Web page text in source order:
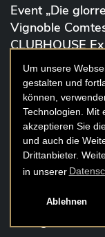
Um unsere
gestalten und
können,
Technologien. Mit
akzeptieren Sie
und auch die
Drittanbieter.
in unserer
Ablehnen
Event „Die
Vignoble
CLUBHOUSE
Linden (Berlin)
19. August
Caviar „Die
Gewächse von
Clubhouse
29. Juli 2022
|
Weingüter